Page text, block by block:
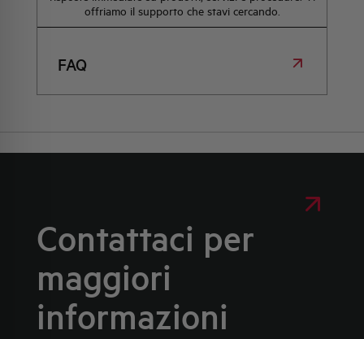
offriamo il supporto che stavi cercando.
FAQ
Contattaci per
maggiori
informazioni